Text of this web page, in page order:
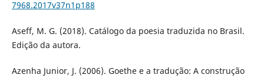
7968.2017v37n1p188
Aseff, M. G. (2018). Catálogo da poesia traduzida no Brasil.
Edição da autora.
Azenha Junior, J. (2006). Goethe e a tradução: A construção